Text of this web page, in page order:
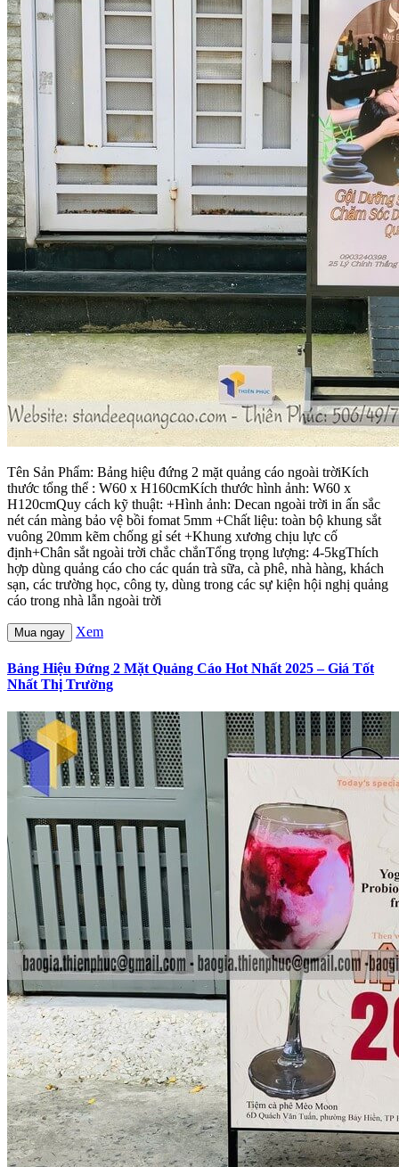
Tên Sản Phẩm: Bảng hiệu đứng 2 mặt quảng cáo ngoài trờiKích
thước tổng thể : W60 x H160cmKích thước hình ảnh: W60 x
H120cmQuy cách kỹ thuật: +Hình ảnh: Decan ngoài trời in ấn sắc
nét cán màng bảo vệ bồi fomat 5mm +Chất liệu: toàn bộ khung sắt
vuông 20mm kẽm chống gỉ sét +Khung xương chịu lực cố
định+Chân sắt ngoài trời chắc chắnTổng trọng lượng: 4-5kgThích
hợp dùng quảng cáo cho các quán trà sữa, cà phê, nhà hàng, khách
sạn, các trường học, công ty, dùng trong các sự kiện hội nghị quảng
cáo trong nhà lẫn ngoài trời
Mua ngay Xem
Bảng Hiệu Đứng 2 Mặt Quảng Cáo Hot Nhất 2025 – Giá Tốt
Nhất Thị Trường